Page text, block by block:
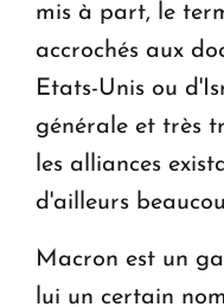
mis à part, le
accrochés aux
Etats-Unis ou
générale et très
les alliances
d'ailleurs
Macron est un
lui un certain